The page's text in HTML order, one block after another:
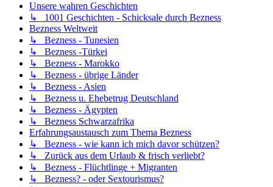
Unsere wahren Geschichten
↳ 1001 Geschichten - Schicksale durch Bezness
Bezness Weltweit
↳ Bezness - Tunesien
↳ Bezness -Türkei
↳ Bezness - Marokko
↳ Bezness - übrige Länder
↳ Bezness - Asien
↳ Bezness u. Ehebetrug Deutschland
↳ Bezness - Ägypten
↳ Bezness Schwarzafrika
Erfahrungsaustausch zum Thema Bezness
↳ Bezness - wie kann ich mich davor schützen?
↳ Zurück aus dem Urlaub & frisch verliebt?
↳ Bezness - Flüchtlinge + Migranten
↳ Bezness? - oder Sextourismus?